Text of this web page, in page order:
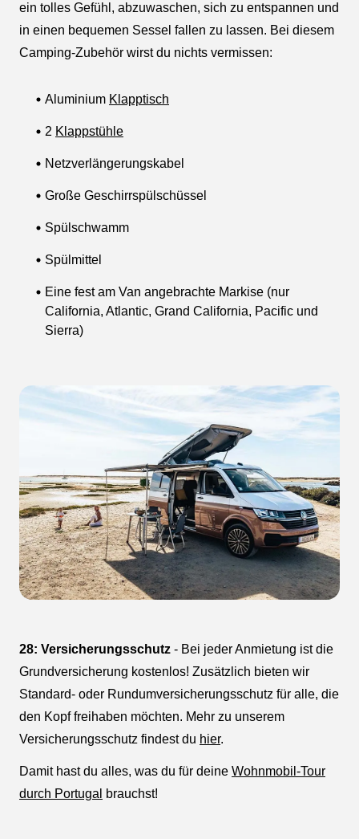
ein tolles Gefühl, abzuwaschen, sich zu entspannen und
in einen bequemen Sessel fallen zu lassen. Bei diesem
Camping-Zubehör wirst du nichts vermissen:
Aluminium Klapptisch
2 Klappstühle
Netzverlängerungskabel
Große Geschirrspülschüssel
Spülschwamm
Spülmittel
Eine fest am Van angebrachte Markise (nur
California, Atlantic, Grand California, Pacific und
Sierra)
28: Versicherungsschutz - Bei jeder Anmietung ist die
Grundversicherung kostenlos! Zusätzlich bieten wir
Standard- oder Rundumversicherungsschutz für alle, die
den Kopf freihaben möchten. Mehr zu unserem
Versicherungsschutz findest du hier.
Damit hast du alles, was du für deine Wohnmobil-Tour
durch Portugal
brauchst!